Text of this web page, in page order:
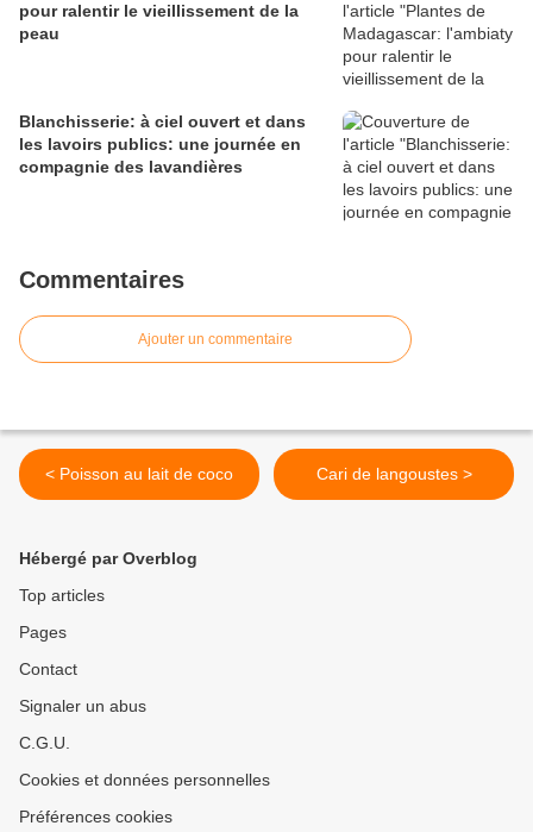
pour ralentir le vieillissement de la
peau
Blanchisserie: à ciel ouvert et dans
les lavoirs publics: une journée en
compagnie des lavandières
Commentaires
Ajouter un commentaire
< Poisson au lait de coco Cari de langoustes >
Hébergé par Overblog
Top articles
Pages
Contact
Signaler un abus
C.G.U.
Cookies et données personnelles
Préférences cookies